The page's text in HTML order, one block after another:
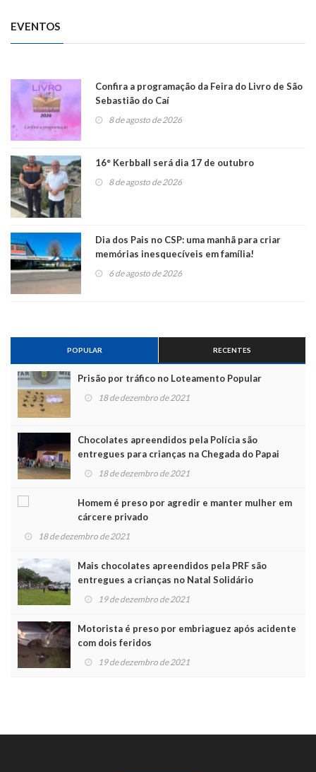
EVENTOS
Confira a programação da Feira do Livro de São
Sebastião do Caí
8 de agosto de 2026
16° Kerbball será dia 17 de outubro
8 de agosto de 2026
Dia dos Pais no CSP: uma manhã para criar
memórias inesquecíveis em família!
6 de agosto de 2026
POPULAR RECENTES
Prisão por tráfico no Loteamento Popular
18 de dezembro de 2021
Chocolates apreendidos pela Polícia são
entregues para crianças na Chegada do Papai
Noel
18 de dezembro de 2021
Homem é preso por agredir e manter mulher em
cárcere privado
18 de dezembro de 2021
Mais chocolates apreendidos pela PRF são
entregues a crianças no Natal Solidário
19 de dezembro de 2021
Motorista é preso por embriaguez após acidente
com dois feridos
19 de dezembro de 2021